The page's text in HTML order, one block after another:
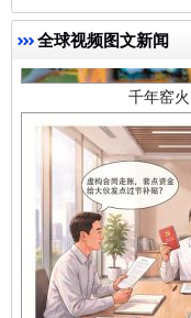
全球视频图文新闻
揭开“小金